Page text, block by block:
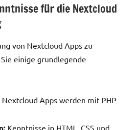
für die Nextcloud
von Nextcloud Apps zu
einige grundlegende
Apps werden mit PHP
Kenntnisse in HTML, CSS und